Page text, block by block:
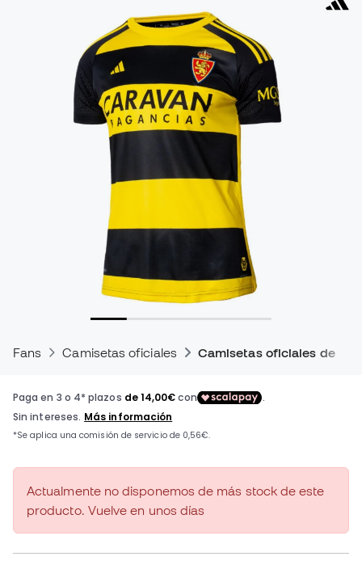
Fans Camisetas oficiales Camisetas oficiales de
Actualmente no disponemos de más stock de este
producto. Vuelve en unos días